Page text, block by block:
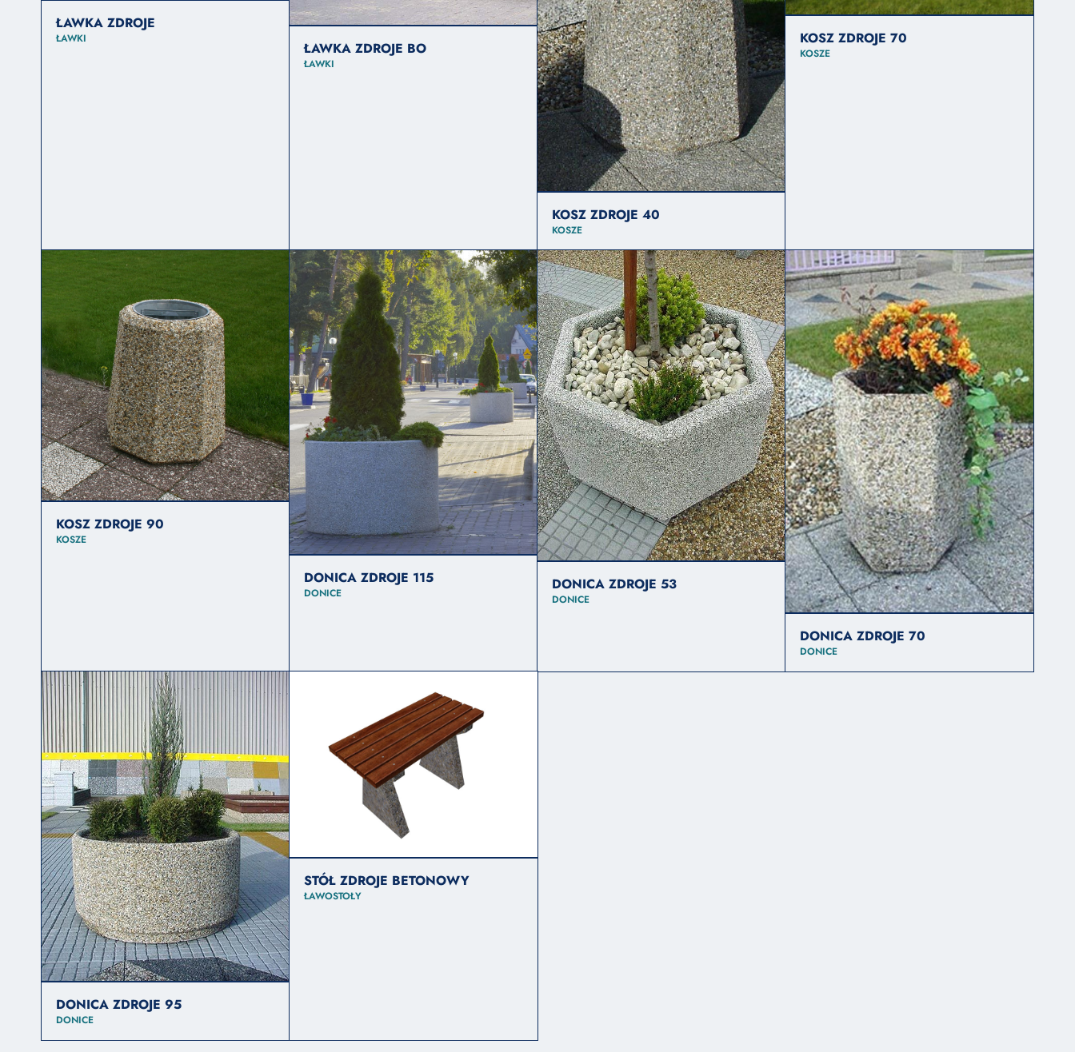
ŁAWKA ZDROJE
ŁAWKI
ŁAWKA ZDROJE BO
ŁAWKI
KOSZ ZDROJE 40
KOSZE
KOSZ ZDROJE 70
KOSZE
KOSZ ZDROJE 90
KOSZE
DONICA ZDROJE 115
DONICE
DONICA ZDROJE 53
DONICE
DONICA ZDROJE 70
DONICE
DONICA ZDROJE 95
DONICE
STÓŁ ZDROJE BETONOWY
ŁAWOSTOŁY